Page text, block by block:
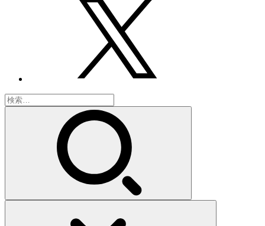
検
索: